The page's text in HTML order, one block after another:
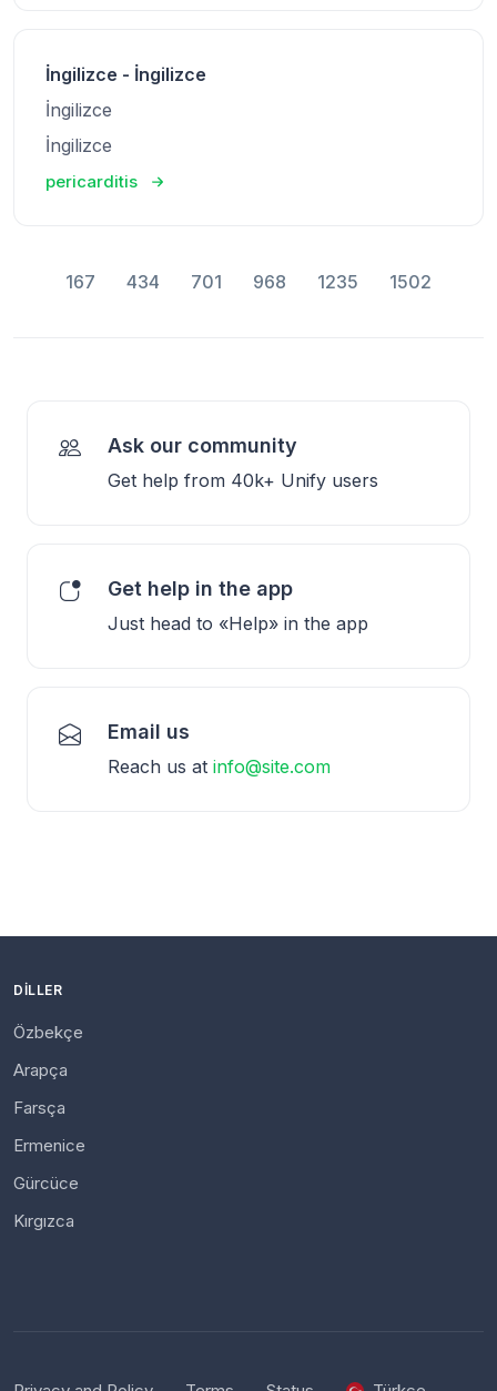
İngilizce - İngilizce
İngilizce
İngilizce
pericarditis
167 434 701 968 1235 1502
Ask our community
Get help from 40k+ Unify users
Get help in the app
Just head to «Help» in the app
Email us
Reach us at info@site.com
DILLER
Özbekçe
Arapça
Farsça
Ermenice
Gürcüce
Kırgızca